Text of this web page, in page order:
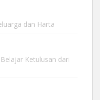
dan Harta
Ketulusan dari